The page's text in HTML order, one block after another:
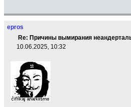
epros
Re: Причины вымирания
10.06.2025, 10:32